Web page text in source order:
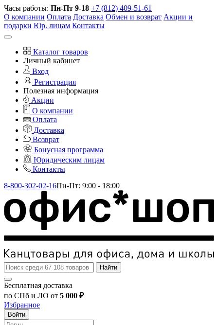
Часы работы: Пн-Пт 9-18 +7 (812) 409-51-61
О компании Оплата Доставка Обмен и возврат Акции и
подарки Юр. лицам Контакты
Каталог товаров
Личный кабинет
Вход
Регистрация
Полезная информация
Акции
О компании
Оплата
Доставка
Возврат
Бонусная программа
Юридическим лицам
Контакты
8-800-302-02-16Пн-Пт: 9:00 - 18:00
Найти
Бесплатная доставка
по СПб и ЛО от 5 000 ₽
Избранное
Войти